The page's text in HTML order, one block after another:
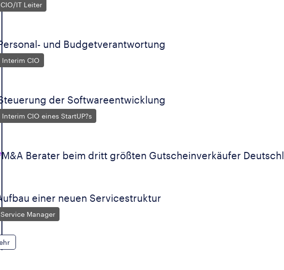
CIO/IT Leiter
und Budgetverantwortung
Interim CIO
der Softwareentwicklung
Interim CIO eines StartUP?s
M&A Berater beim dritt größten Gutscheinverkäufer
einer neuen Servicestruktur
Service Manager